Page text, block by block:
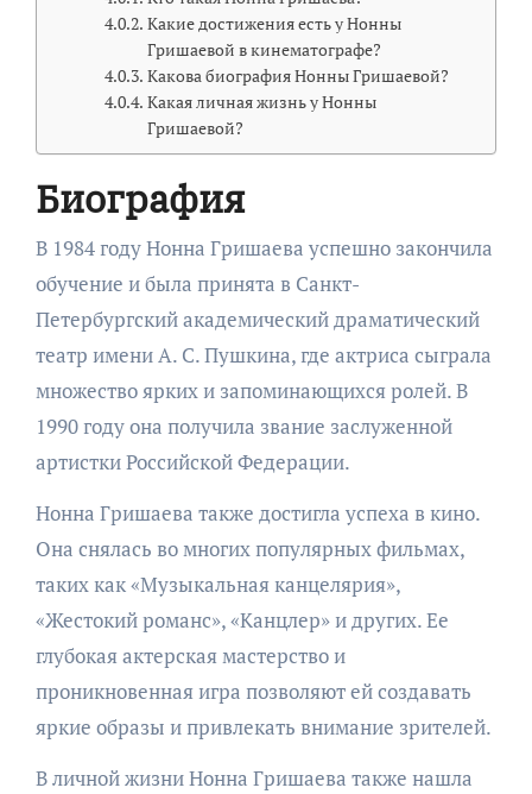
Какие достижения есть у Нонны
Гришаевой в кинематографе?
Какова биография Нонны Гришаевой?
Какая личная жизнь у Нонны
Гришаевой?
Биография
В 1984 году Нонна Гришаева успешно закончила
обучение и была принята в Санкт-
Петербургский академический драматический
театр имени А. С. Пушкина, где актриса сыграла
множество ярких и запоминающихся ролей. В
1990 году она получила звание заслуженной
артистки Российской Федерации.
Нонна Гришаева также достигла успеха в кино.
Она снялась во многих популярных фильмах,
таких как «Музыкальная канцелярия»,
«Жестокий романс», «Канцлер» и других. Ее
глубокая актерская мастерство и
проникновенная игра позволяют ей создавать
яркие образы и привлекать внимание зрителей.
В личной жизни Нонна Гришаева также нашла